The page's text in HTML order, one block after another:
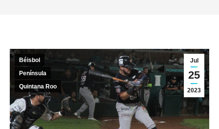
Jul
25
2023
Béisbol
Península
Quintana Roo